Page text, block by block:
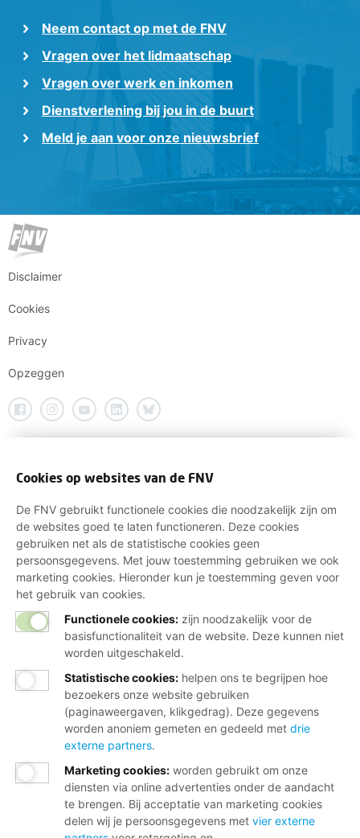
Neem contact op met de FNV
Vragen over het lidmaatschap
Vragen over werk en inkomen
Dienstverlening bij jou in de buurt
Meld je aan voor onze nieuwsbrief
Disclaimer
Cookies
Privacy
Opzeggen
Cookies op websites van de FNV
De FNV gebruikt functionele cookies die noodzakelijk zijn om
de websites goed te laten functioneren. Deze cookies
gebruiken net als de statistische cookies geen
persoonsgegevens. Met jouw toestemming gebruiken we ook
marketing cookies. Hieronder kun je toestemming geven voor
het gebruik van cookies.
Functionele cookies: zijn noodzakelijk voor de
basisfunctionaliteit van de website. Deze kunnen niet
worden uitgeschakeld.
Statistische cookies: helpen ons te begrijpen hoe
bezoekers onze website gebruiken
(paginaweergaven, klikgedrag). Deze gegevens
worden anoniem gemeten en gedeeld met drie
externe partners.
Marketing cookies: worden gebruikt om onze
diensten via online advertenties onder de aandacht
te brengen. Bij acceptatie van marketing cookies
delen wij je persoonsgegevens met vier externe